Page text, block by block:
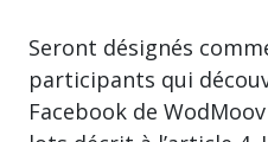
Seront désignés
participants qui
Facebook de